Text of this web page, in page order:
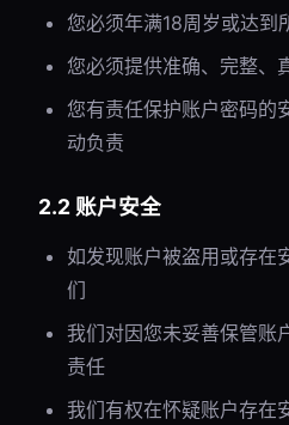
您必须年满18周岁或达到
您必须提供准确、完整、
您有责任保护账户密码的
动负责
2.2 账户安全
如发现账户被盗用或存在
们
我们对因您未妥善保管账
责任
我们有权在怀疑账户存在